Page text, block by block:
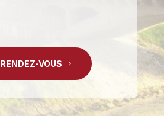
RENDEZ-VOUS